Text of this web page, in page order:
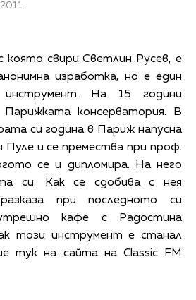
която свири Светлин Русев, е
изработка, но е един
инструмент. На 15 години
консерватория. В
си година в Париж напусна
Пуле и се премества при проф.
се и дипломира. На него
си. Как се сдобива с нея
при последното си
кафе с Радостина
този инструмент е станал
тук на сайта на Classic FM